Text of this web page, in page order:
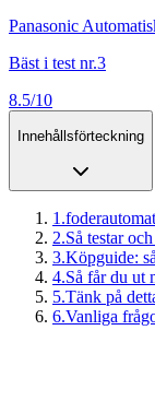
Panasonic
Bäst i test nr.3
8.5/10
Innehållsförteckning
1 .
2.Så testar
3.Köpguide:
4.Så får du ut
5.Tänk på
6.Vanliga